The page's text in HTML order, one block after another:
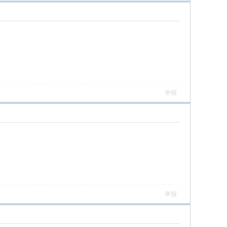
举报
举报